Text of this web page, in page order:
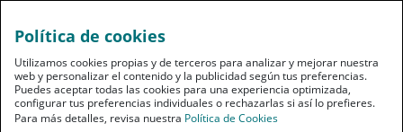
Política de cookies
Utilizamos cookies propias y de terceros para analizar y mejorar nuestra
web y personalizar el contenido y la publicidad según tus preferencias.
Puedes aceptar todas las cookies para una experiencia optimizada,
configurar tus preferencias individuales o rechazarlas si así lo prefieres.
Para más detalles, revisa nuestra Política de Cookies